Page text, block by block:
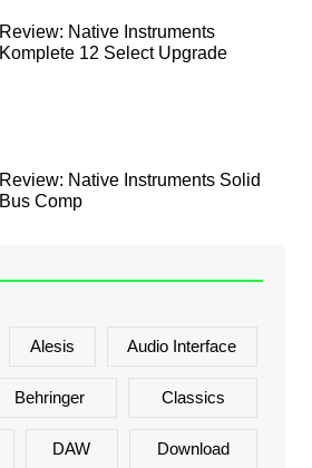
Review: Native Instruments
Komplete 12 Select Upgrade
Review: Native Instruments Solid
Bus Comp
Alesis Audio Interface
Behringer Classics
DAW Download